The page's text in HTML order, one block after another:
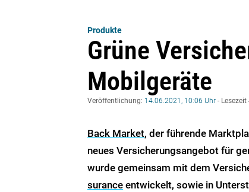
Produkte
Grüne
Mobilgeräte
Veröffentlichung: 14.06.2021, 10:06 Uhr -
Back Market, der führende
neues Versicherungsangebot für
wurde gemeinsam mit dem
surance entwickelt, sowie in